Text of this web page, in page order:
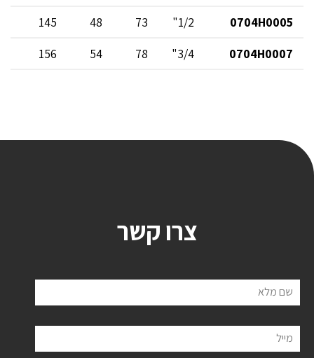
0704H0005
1/2"
73
48
145
0704H0007
3/4"
78
54
156
צרו קשר
שם מלא
מייל